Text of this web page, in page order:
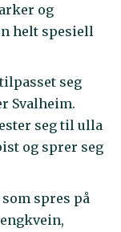
og
helt spesiell
seg
Svalheim.
seg til ulla
og sprer seg
spres på